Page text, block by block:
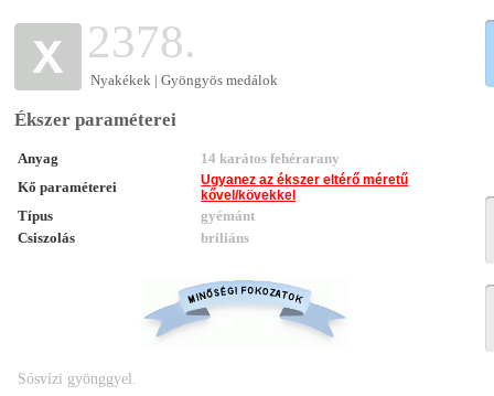
2378.
Nyakékek | Gyöngyös medálok
Ékszer paraméterei
Anyag
14 karátos fehérarany
Kő paraméterei
Ugyanez az ékszer eltérő méretű
kővel/kövekkel
Típus
gyémánt
Csiszolás
briliáns
Sósvízi gyönggyel.